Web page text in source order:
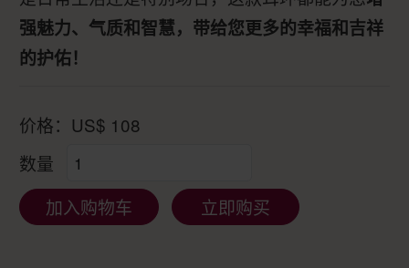
强魅力、气质和智慧，带给您更多的幸福和吉祥
的护佑！
价格： US$ 108
数量
加入购物车
立即购买